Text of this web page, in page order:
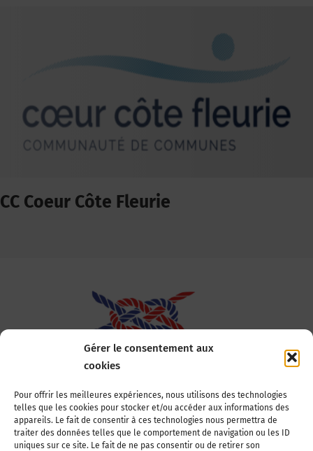
Gérer le consentement aux
cookies
Pour offrir les meilleures expériences, nous utilisons des technologies
telles que les cookies pour stocker et/ou accéder aux informations des
appareils. Le fait de consentir à ces technologies nous permettra de
traiter des données telles que le comportement de navigation ou les ID
uniques sur ce site. Le fait de ne pas consentir ou de retirer son
CC Coeur Côte Fleurie
Association Nationale des Elus des Littoraux
22, boulevard de la Tour-Maubourg
75007 Paris
Tél : 01 44 11 11 70